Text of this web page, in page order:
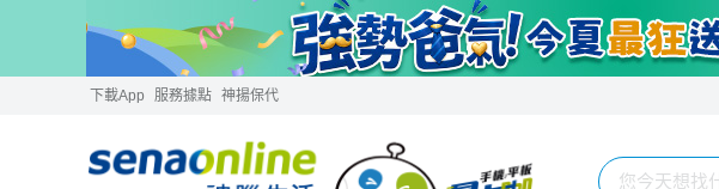
下載App 服務據點 神揚保代